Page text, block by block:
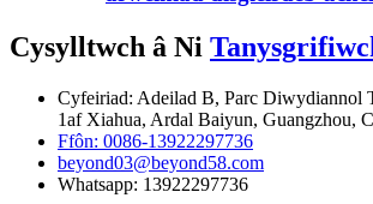
Cysylltwch â Ni
Cyfeiriad: Adeilad B, Parc Diwydiannol
1af Xiahua, Ardal Baiyun, Guangzhou,
Ffôn: 0086-13922297736
beyond03@beyond58.com
Whatsapp: 13922297736